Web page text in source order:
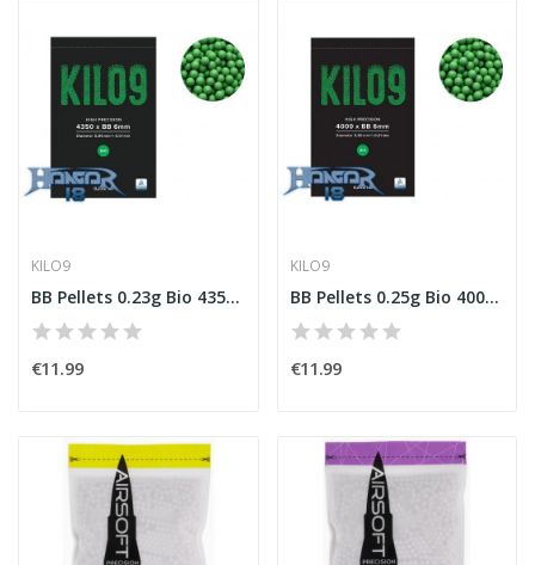
KILO9
BB Pellets 0.23g Bio 4350 Kilo9
€11.99
KILO9
BB Pellets 0.25g Bio 4000 Kilo9
€11.99